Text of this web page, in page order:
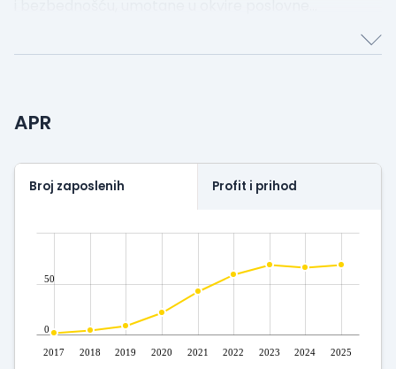
putovanje.
APR
Broj zaposlenih Profit i prihod
2017 2018 2019 2020 2021 2022 2023 2024 2025
0
50